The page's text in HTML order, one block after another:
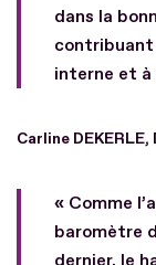
dans la
interne et à
Carline
« Comme
baromètre
dernier, le